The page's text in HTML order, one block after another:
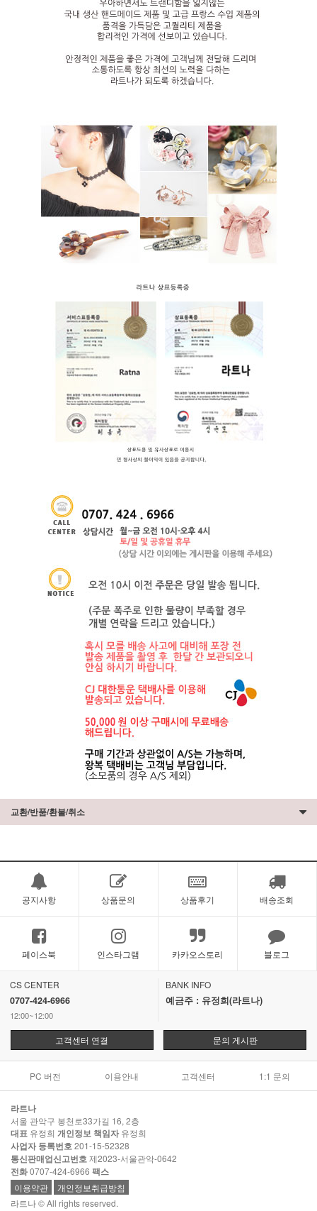
교환/반품/환불/취소
공지사항 상품문의 상품후기 배송조회
페이스북 인스타그램 카카오스토리 블로그
CS CENTER
0707-424-6966
12:00~12:00
고객센터 연결
BANK INFO
예금주 : 유정희(라트나)
문의 게시판
PC 버전 이용안내 고객센터 1:1 문의
라트나
서울 관악구 봉천로33가길 16, 2층
대표 유정희 개인정보 책임자 유정희
사업자 등록번호201-15-52328
통신판매업신고번호제2023-서울관악-0642
전화0707-424-6966 팩스
이용약관
개인정보취급방침
라트나 © All rights reserved.